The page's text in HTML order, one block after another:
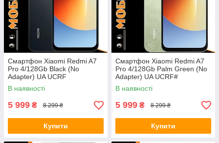
Смартфон Xiaomi Redmi A7
Pro 4/128Gb Black (No
Adapter) UA UCRF
В наявності
5 999 ₴ 8 299 ₴
Купити
Смартфон Xiaomi Redmi A7
Pro 4/128Gb Palm Green (No
Adapter) UA UCRF#
В наявності
5 999 ₴ 8 299 ₴
Купити